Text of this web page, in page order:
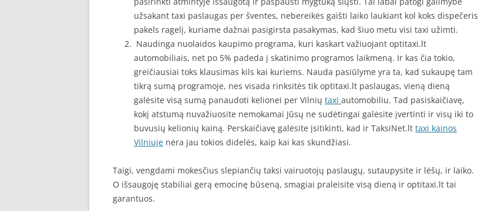
užsakant taxi paslaugas per šventes, nebereikės gaišti laiko laukiant kol koks dispečeris
pakels ragelį, kuriame dažnai pasigirsta pasakymas, kad šiuo metu visi taxi užimti.
Naudinga nuolaidos kaupimo programa, kuri kaskart važiuojant optitaxi.lt
automobiliais, net po 5% padeda į skatinimo programos laikmeną. Ir kas čia tokio,
greičiausiai toks klausimas kils kai kuriems. Nauda pasiūlyme yra ta, kad sukaupę tam
tikrą sumą programoje, nes visada rinksitės tik optitaxi.lt paslaugas, vieną dieną
galėsite visą sumą panaudoti kelionei per Vilnių taxi automobiliu. Tad pasiskaičiavę,
kokį atstumą nuvažiuosite nemokamai Jūsų ne sudėtingai galėsite įvertinti ir visų iki to
buvusių kelionių kainą. Perskaičiavę galėsite įsitikinti, kad ir TaksiNet.lt taxi kainos
Vilniuje nėra jau tokios didelės, kaip kai kas skundžiasi.
Taigi, vengdami mokesčius slepiančių taksi vairuotojų paslaugų, sutaupysite ir lėšų, ir laiko.
O išsaugoję stabiliai gerą emocinę būseną, smagiai praleisite visą dieną ir optitaxi.lt tai
garantuos.